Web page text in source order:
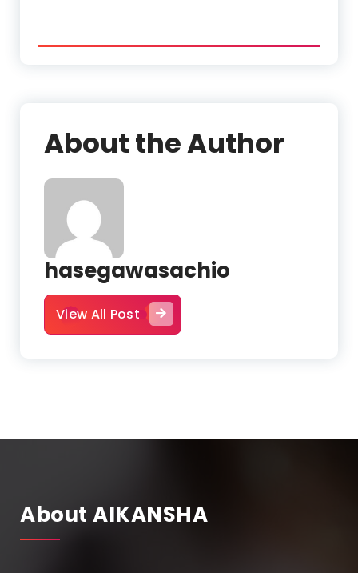
About the Author
hasegawasachio
View All Post
About AIKANSHA